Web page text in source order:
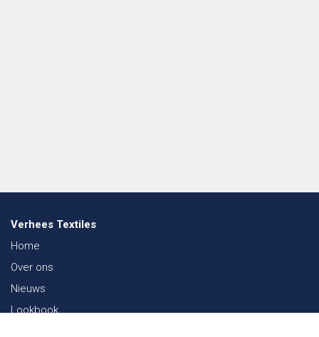
Verhees Textiles
Home
Over ons
Nieuws
Lookbook